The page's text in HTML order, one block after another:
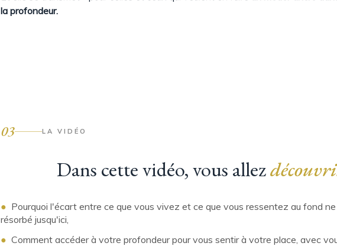
la profondeur.
03 LA VIDÉO
Dans cette vidéo, vous allez
● Pourquoi l'écart entre ce que vous vivez et ce que vous ressentez au fond
résorbé jusqu'ici,
● Comment accéder à votre profondeur pour vous sentir à votre place, avec